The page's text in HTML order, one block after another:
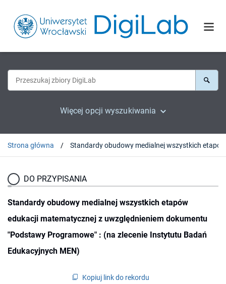
Więcej opcji wyszukiwania
Strona główna
DO PRZYPISANIA
Standardy obudowy medialnej wszystkich etapów
edukacji matematycznej z uwzględnieniem dokumentu
"Podstawy Programowe" : (na zlecenie Instytutu Badań
Edukacyjnych MEN)
Kopiuj link do rekordu